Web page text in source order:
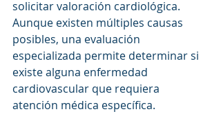
solicitar valoración cardiológica.
Aunque existen múltiples causas
posibles, una evaluación
especializada permite determinar si
existe alguna enfermedad
cardiovascular que requiera
atención médica específica.